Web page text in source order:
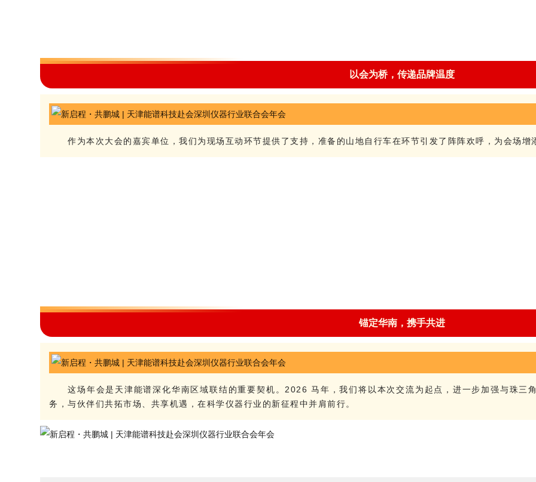
以会为桥，传递品牌温度
作为本次大会的嘉宾单位，我们为现场互动环节提供了支持，准备的山地自行车在环节引发了阵阵欢呼，为会场增
锚定华南，携手共进
这场年会是天津能谱深化华南区域联结的重要契机。2026 马年，我们将以本次交流为起点，进一步加强与珠三
务，与伙伴们共拓市场、共享机遇，在科学仪器行业的新征程中并肩前行。